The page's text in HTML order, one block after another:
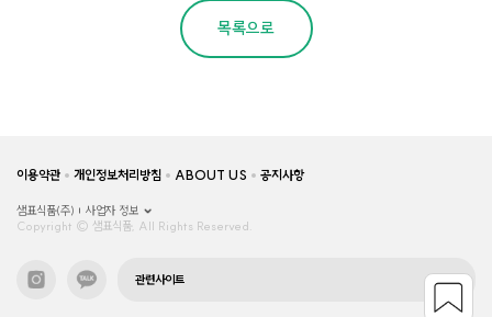
목록으로
이용약관 개인정보처리방침 ABOUT US 공지사항
샘표식품(주)
사업자 정보
Copyright © 샘표식품, All Rights Reserved.
관련사이트